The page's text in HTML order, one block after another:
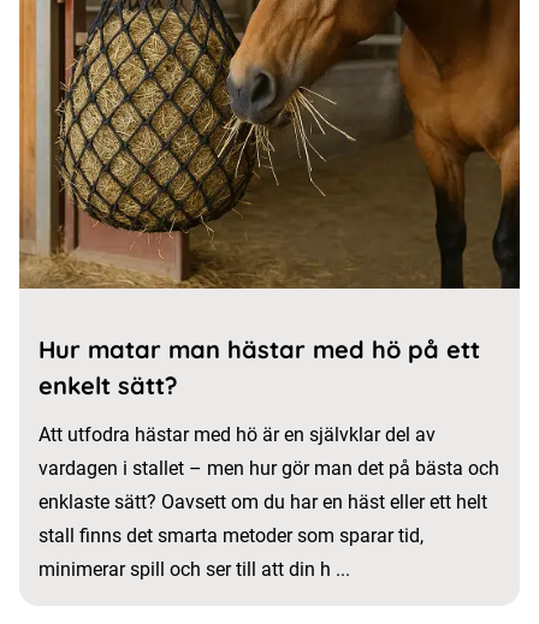
Hur matar man hästar med hö på ett
enkelt sätt?
Att utfodra hästar med hö är en självklar del av
vardagen i stallet – men hur gör man det på bästa och
enklaste sätt? Oavsett om du har en häst eller ett helt
stall finns det smarta metoder som sparar tid,
minimerar spill och ser till att din h ...